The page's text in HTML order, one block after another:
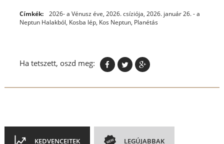
Címkék: 2026- a Vénusz éve, 2026. csíziója, 2026. január 26. - a
Neptun Halakból, Kosba lép, Kos Neptun, Planétás
Ha tetszett, oszd meg:
KEDVENCEITEK LEGÚJABBAK